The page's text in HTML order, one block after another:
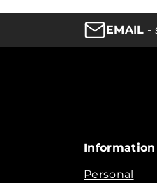
EMAIL -
Information
Personal